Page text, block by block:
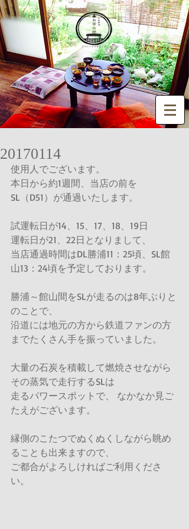
20170114
使用人でございます。
本日から約1週間、当店の前を
SL（D51）が通過いたします。
試運転日が14、15、17、18、19日
運転日が21、22日となりまして、
当店通過時間はDL勝浦11：25頃、SL館
山13：24頃を予定しております。
勝浦～館山間をSLが走るのは8年ぶりと
のことで、
沿道には地元の方から鉄道ファンの方
までたくさん手を振っていました。
大量の石炭を積載して燃焼させながら
その蒸気で走行するSLは
走るパワースポットで、 なかなか見ご
たえがございます。
縁側のこたつでぬくぬくしながら眺め
ることも出来ますので、
ご都合がよろしければご利用くださ
い。